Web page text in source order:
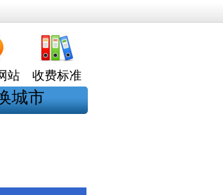
站 收费标准
城市